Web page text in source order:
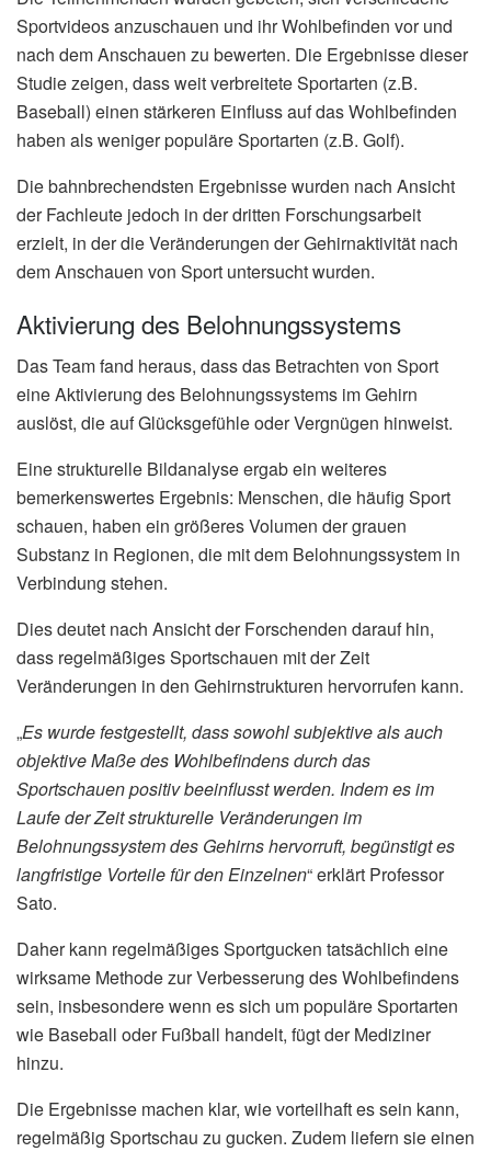
Sportvideos anzuschauen und ihr Wohlbefinden vor und
nach dem Anschauen zu bewerten. Die Ergebnisse dieser
Studie zeigen, dass weit verbreitete Sportarten (z.B.
Baseball) einen stärkeren Einfluss auf das Wohlbefinden
haben als weniger populäre Sportarten (z.B. Golf).
Die bahnbrechendsten Ergebnisse wurden nach Ansicht
der Fachleute jedoch in der dritten Forschungsarbeit
erzielt, in der die Veränderungen der Gehirnaktivität nach
dem Anschauen von Sport untersucht wurden.
Aktivierung des Belohnungssystems
Das Team fand heraus, dass das Betrachten von Sport
eine Aktivierung des Belohnungssystems im Gehirn
auslöst, die auf Glücksgefühle oder Vergnügen hinweist.
Eine strukturelle Bildanalyse ergab ein weiteres
bemerkenswertes Ergebnis: Menschen, die häufig Sport
schauen, haben ein größeres Volumen der grauen
Substanz in Regionen, die mit dem Belohnungssystem in
Verbindung stehen.
Dies deutet nach Ansicht der Forschenden darauf hin,
dass regelmäßiges Sportschauen mit der Zeit
Veränderungen in den Gehirnstrukturen hervorrufen kann.
„Es wurde festgestellt, dass sowohl subjektive als auch
objektive Maße des Wohlbefindens durch das
Sportschauen positiv beeinflusst werden. Indem es im
Laufe der Zeit strukturelle Veränderungen im
Belohnungssystem des Gehirns hervorruft, begünstigt es
langfristige Vorteile für den Einzelnen“ erklärt Professor
Sato.
Daher kann regelmäßiges Sportgucken tatsächlich eine
wirksame Methode zur Verbesserung des Wohlbefindens
sein, insbesondere wenn es sich um populäre Sportarten
wie Baseball oder Fußball handelt, fügt der Mediziner
hinzu.
Die Ergebnisse machen klar, wie vorteilhaft es sein kann,
regelmäßig Sportschau zu gucken. Zudem liefern sie einen